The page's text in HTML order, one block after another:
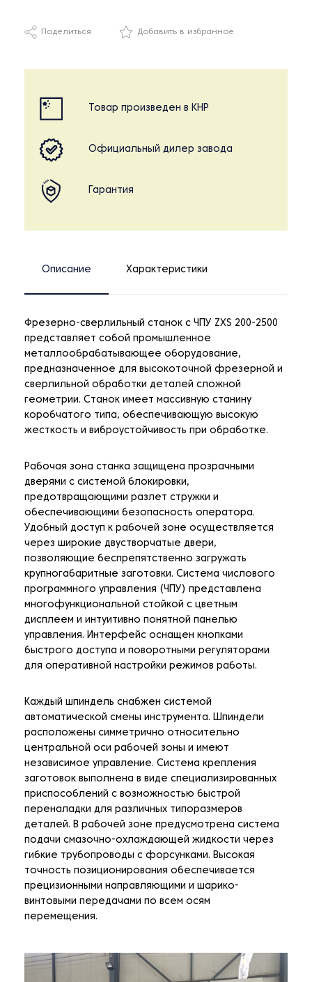
Поделиться Добавить в избранное
Товар произведен в КНР
Официальный дилер завода
Гарантия
Описание Характеристики
Фрезерно-сверлильный станок с ЧПУ ZXS 200-2500
представляет собой промышленное
металлообрабатывающее оборудование,
предназначенное для высокоточной фрезерной и
сверлильной обработки деталей сложной
геометрии. Станок имеет массивную станину
коробчатого типа, обеспечивающую высокую
жесткость и виброустойчивость при обработке.
Рабочая зона станка защищена прозрачными
дверями с системой блокировки,
предотвращающими разлет стружки и
обеспечивающими безопасность оператора.
Удобный доступ к рабочей зоне осуществляется
через широкие двустворчатые двери,
позволяющие беспрепятственно загружать
крупногабаритные заготовки. Система числового
программного управления (ЧПУ) представлена
многофункциональной стойкой с цветным
дисплеем и интуитивно понятной панелью
управления. Интерфейс оснащен кнопками
быстрого доступа и поворотными регуляторами
для оперативной настройки режимов работы.
Каждый шпиндель снабжен системой
автоматической смены инструмента. Шпиндели
расположены симметрично относительно
центральной оси рабочей зоны и имеют
независимое управление. Система крепления
заготовок выполнена в виде специализированных
приспособлений с возможностью быстрой
переналадки для различных типоразмеров
деталей. В рабочей зоне предусмотрена система
подачи смазочно-охлаждающей жидкости через
гибкие трубопроводы с форсунками. Высокая
точность позиционирования обеспечивается
прецизионными направляющими и шарико-
винтовыми передачами по всем осям
перемещения.